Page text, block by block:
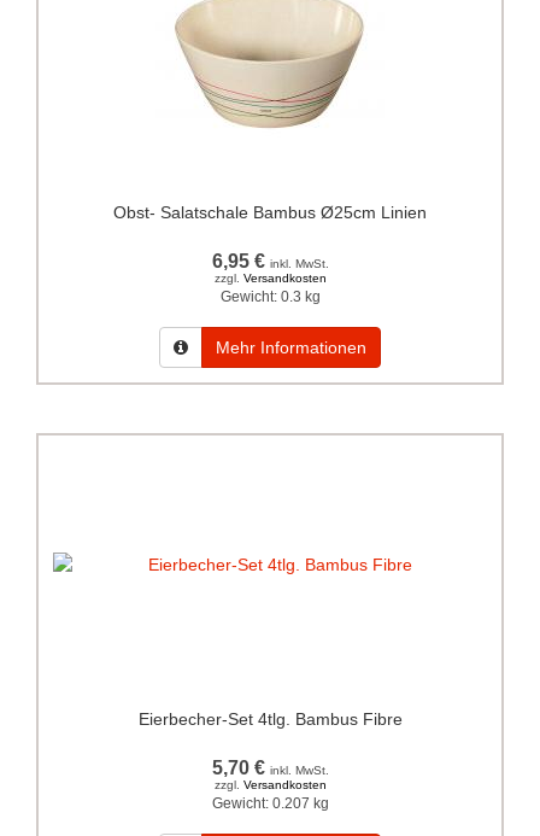
Obst- Salatschale Bambus Ø25cm Linien
6,95 € inkl. MwSt.
zzgl. Versandkosten
Gewicht: 0.3 kg
Mehr Informationen
Eierbecher-Set 4tlg. Bambus Fibre
5,70 € inkl. MwSt.
zzgl. Versandkosten
Gewicht: 0.207 kg